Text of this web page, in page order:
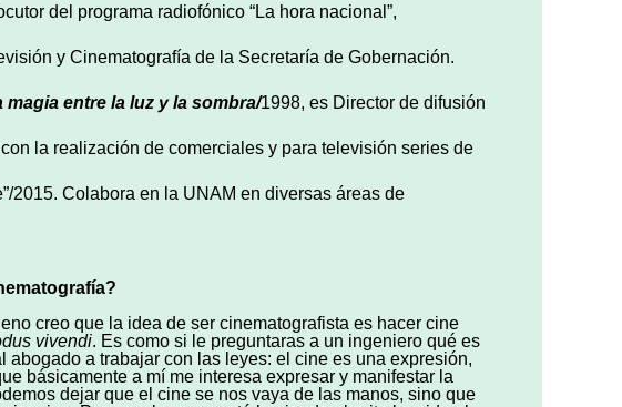
del programa radiofónico “La hora nacional”,
y Cinematografía de la Secretaría de Gobernación.
entre la luz y la sombra/1998, es Director de difusión
la realización de comerciales y para televisión series de
2015. Colabora en la UNAM en diversas áreas de
creo que la idea de ser cinematografista es hacer cine
vivendi. Es como si le preguntaras a un ingeniero qué es
a trabajar con las leyes: el cine es una expresión,
básicamente a mí me interesa expresar y manifestar la
dejar que el cine se nos vaya de las manos, sino que